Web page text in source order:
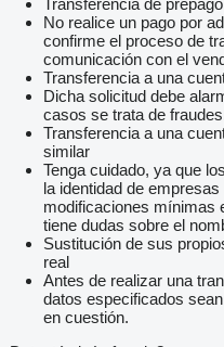
Transferencia de
No realice un pago por
confirme el proceso de
comunicación con el
Transferencia a una
Dicha solicitud debe
casos se trata de
Transferencia a una
similar
Tenga cuidado, ya que
la identidad de
modificaciones mínimas
tiene dudas sobre el
Sustitución de sus
real
Antes de realizar una
datos especificados
en cuestión.